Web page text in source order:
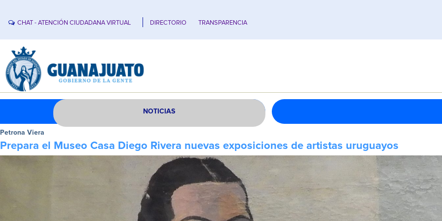
CHAT - ATENCIÓN CIUDADANA VIRTUAL DIRECTORIO TRANSPARENCIA
NOTICIAS
Petrona Viera
Prepara el Museo Casa Diego Rivera nuevas exposiciones de artistas uruguayos